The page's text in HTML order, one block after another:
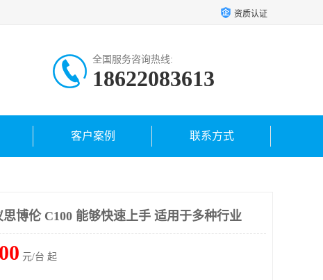
资质认证
全国服务咨询热线:
18622083613
客户案例 联系方式
思博伦 C100 能够快速上手 适用于多种行业
元/台 起